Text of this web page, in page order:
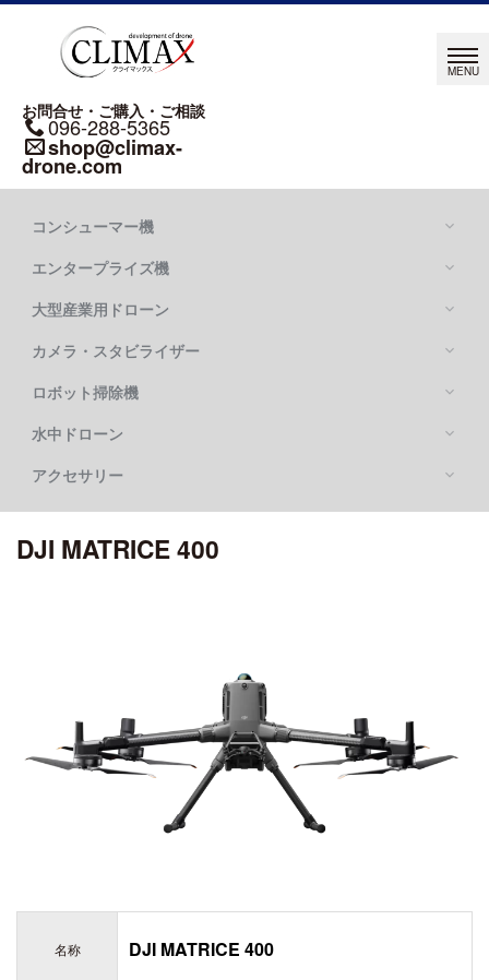
お問合せ・ご購入・ご相談
096-288-5365
shop@climax-
drone.com
コンシューマー機
Mavic シリーズ
DJI MAVIC 4 PRO
Mini シリーズ
DJI MINI 5 Pro
DJI MINI 4K
エンタープライズ機
DJI MATRICE シリーズ
DJI MATRICE 400
DJI MATRICE 350 RTK
MATRICE 30 SERIES
ZENMUSE シリーズ
ZENMUSE L3
ZENMUSE L2
ZENMUSE P1
ZENMUSE H20N
大型産業用ドローン
DJI FLYCART 100
DJI FLYCART 30
ciBoat
カメラ・スタビライザー
OSMO POCKETシリーズ
OSMO POCKET 4P
OSMO POCKET 4
OSMO MOBILEシリーズ
OSMO MOBILE 8P
OSMO MOBILE 8
OSMO MOBILE 7シリーズ
ロボット掃除機
DJI MROMO P
水中ドローン
CHASING
アクセサリー
DJI MATRICE 400
名称 DJI MATRICE 400